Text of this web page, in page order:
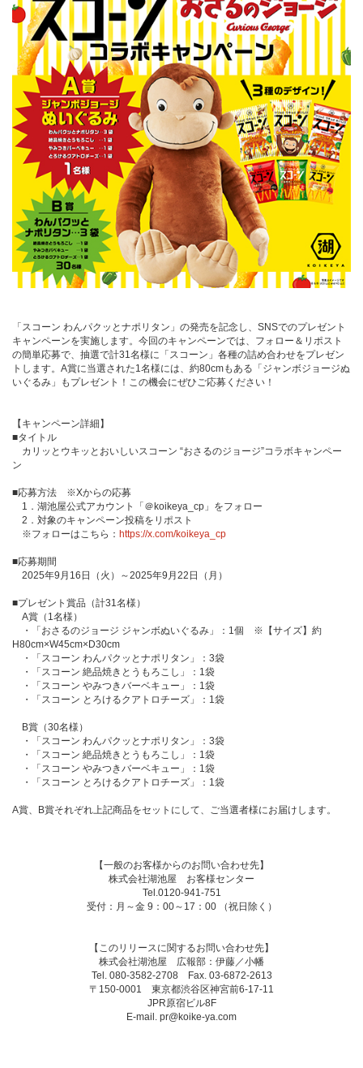
「スコーン わんパクッとナポリタン」の発売を記念し、SNSでのプレゼント
キャンペーンを実施します。今回のキャンペーンでは、フォロー＆リポスト
の簡単応募で、抽選で計31名様に「スコーン」各種の詰め合わせをプレゼン
トします。A賞に当選された1名様には、約80cmもある「ジャンボジョージぬ
いぐるみ」もプレゼント！この機会にぜひご応募ください！
【キャンペーン詳細】
■タイトル
カリッとウキッとおいしいスコーン “おさるのジョージ”コラボキャンペー
ン
■応募方法 ※Xからの応募
1．湖池屋公式アカウント「＠koikeya_cp」をフォロー
2．対象のキャンペーン投稿をリポスト
※フォローはこちら： https://x.com/koikeya_cp
■応募期間
2025年9月16日（火）～2025年9月22日（月）
■プレゼント賞品（計31名様）
A賞（1名様）
・「おさるのジョージ ジャンボぬいぐるみ」：1個 ※【サイズ】約
H80cm×W45cm×D30cm
・「スコーン わんパクッとナポリタン」：3袋
・「スコーン 絶品焼きとうもろこし」：1袋
・「スコーン やみつきバーベキュー」：1袋
・「スコーン とろけるクアトロチーズ」：1袋
B賞（30名様）
・「スコーン わんパクッとナポリタン」：3袋
・「スコーン 絶品焼きとうもろこし」：1袋
・「スコーン やみつきバーベキュー」：1袋
・「スコーン とろけるクアトロチーズ」：1袋
A賞、B賞それぞれ上記商品をセットにして、ご当選者様にお届けします。
【一般のお客様からのお問い合わせ先】
株式会社湖池屋 お客様センター
Tel.0120-941-751
受付：月～金 9：00～17：00 （祝日除く）
【このリリースに関するお問い合わせ先】
株式会社湖池屋 広報部：伊藤／小幡
Tel. 080-3582-2708 Fax. 03-6872-2613
〒150-0001 東京都渋谷区神宮前6-17-11
JPR原宿ビル8F
E-mail. pr@koike-ya.com